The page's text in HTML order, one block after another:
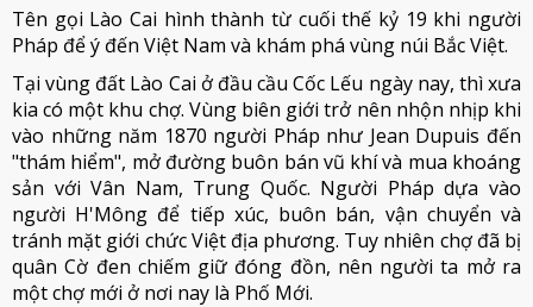
Tên gọi Lào Cai hình thành từ cuối thế kỷ 19 khi người
Pháp để ý đến Việt Nam và khám phá vùng núi Bắc Việt.
Tại vùng đất Lào Cai ở đầu cầu Cốc Lếu ngày nay, thì xưa
kia có một khu chợ. Vùng biên giới trở nên nhộn nhịp khi
vào những năm 1870 người Pháp như Jean Dupuis đến
"thám hiểm", mở đường buôn bán vũ khí và mua khoáng
sản với Vân Nam, Trung Quốc. Người Pháp dựa vào
người H'Mông để tiếp xúc, buôn bán, vận chuyển và
tránh mặt giới chức Việt địa phương. Tuy nhiên chợ đã bị
quân Cờ đen chiếm giữ đóng đồn, nên người ta mở ra
một chợ mới ở nơi nay là Phố Mới.